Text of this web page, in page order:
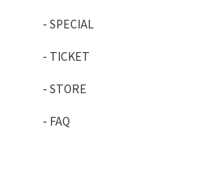
SPECIAL
TICKET
STORE
FAQ